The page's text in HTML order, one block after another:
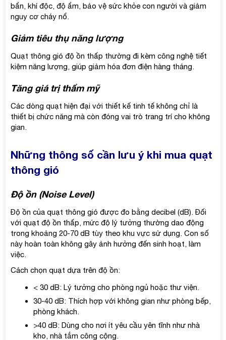
bẩn, khí độc, độ ẩm, bảo vệ sức khỏe con người và giảm
nguy cơ cháy nổ.
Giảm tiêu thụ năng lượng
Quạt thông gió độ ồn thấp thường đi kèm công nghệ tiết
kiệm năng lượng, giúp giảm hóa đơn điện hàng tháng.
Tăng giá trị thẩm mỹ
Các dòng quạt hiện đại với thiết kế tinh tế không chỉ là
thiết bị chức năng mà còn đóng vai trò trang trí cho không
gian.
Những thông số cần lưu ý khi mua quạt
thông gió
Độ ồn (Noise Level)
Độ ồn của quạt thông gió được đo bằng decibel (dB). Đối
với quạt độ ồn thấp, mức độ lý tưởng thường dao động
trong khoảng 20-70 dB tùy theo khu vực sử dụng. Con số
này hoàn toàn không gây ảnh hưởng đến sinh hoạt, làm
việc.
Cách chọn quạt dựa trên độ ồn:
< 30 dB: Lý tưởng cho phòng ngủ hoặc thư viện.
30-40 dB: Thích hợp với không gian như phòng bếp,
phòng khách.
>40 dB: Dùng cho nơi ít yêu cầu yên tĩnh như nhà
kho, nhà tắm công cộng.